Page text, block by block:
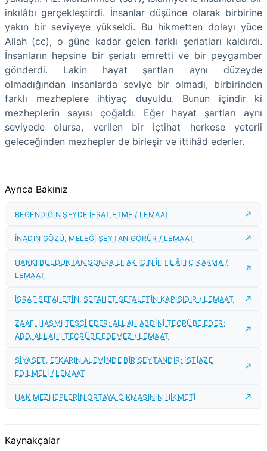
inkılâbı gerçekleştirdi. İnsanlar düşünce olarak birbirine
yakın bir seviyeye yükseldi. Bu hikmetten dolayı yüce
Allah (cc), o güne kadar gelen farklı şeriatları kaldırdı.
İnsanların hepsine bir şeriatı emretti ve bir peygamber
gönderdi. Lakin hayat şartları aynı düzeyde
olmadığından insanlarda seviye bir olmadı, birbirinden
farklı mezheplere ihtiyaç duyuldu. Bunun içindir ki
mezheplerin sayısı çoğaldı. Eğer hayat şartları aynı
seviyede olursa, verilen bir içtihat herkese yeterli
geleceğinden mezhepler de birleşir ve ittihâd ederler.
Ayrıca Bakınız
BEĞENDİĞİN ŞEYDE İFRAT ETME / LEMAAT
İNADIN GÖZÜ, MELEĞİ ŞEYTAN GÖRÜR / LEMAAT
HAKKI BULDUKTAN SONRA EHAK İÇİN İHTİLÂFI ÇIKARMA /
LEMAAT
İSRAF SEFAHETİN, SEFAHET SEFALETİN KAPISIDIR / LEMAAT
ZAAF, HASMI TEŞCİ EDER; ALLAH ABDİNİ TECRÜBE EDER;
ABD, ALLAH’I TECRÜBE EDEMEZ / LEMAAT
SİYASET, EFKARIN ALEMİNDE BİR ŞEYTANDIR; İSTİAZE
EDİLMELİ / LEMAAT
HAK MEZHEPLERİN ORTAYA ÇIKMASININ HİKMETİ
Kaynakçalar